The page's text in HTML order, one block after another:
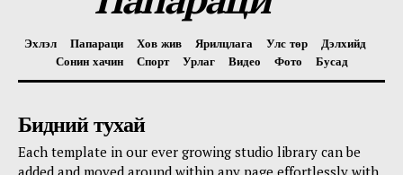
Эхлэл Папараци Хов жив Ярилцлага Улс төр
Дэлхийд
Сонин хачин
Спорт Урлаг Видео Фото Бусад
Бидний тухай
Each template in our ever growing studio library can be